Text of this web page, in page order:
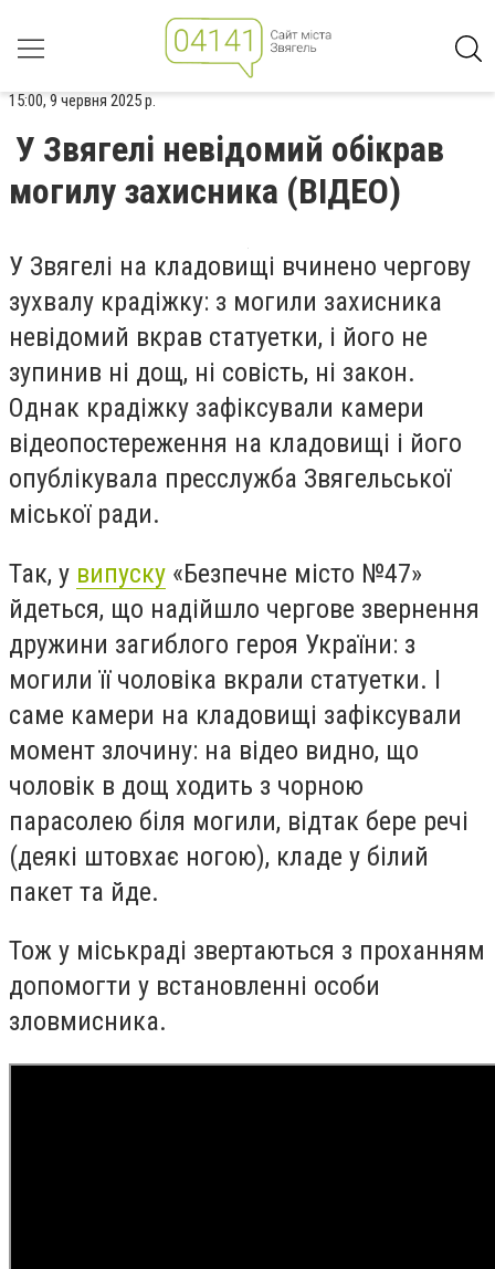
15:00, 9 червня 2025 р.
У Звягелі невідомий обікрав
могилу захисника (ВІДЕО)
У Звягелі на кладовищі вчинено чергову
зухвалу крадіжку: з могили захисника
невідомий вкрав статуетки, і його не
зупинив ні дощ, ні совість, ні закон.
Однак крадіжку зафіксували камери
відеопостереження на кладовищі і його
опублікувала пресслужба Звягельської
міської ради.
Так, у випуску «Безпечне місто №47»
йдеться, що надійшло чергове звернення
дружини загиблого героя України: з
могили її чоловіка вкрали статуетки. І
саме камери на кладовищі зафіксували
момент злочину: на відео видно, що
чоловік в дощ ходить з чорною
парасолею біля могили, відтак бере речі
(деякі штовхає ногою), кладе у білий
пакет та йде.
Тож у міськраді звертаються з проханням
допомогти у встановленні особи
зловмисника.